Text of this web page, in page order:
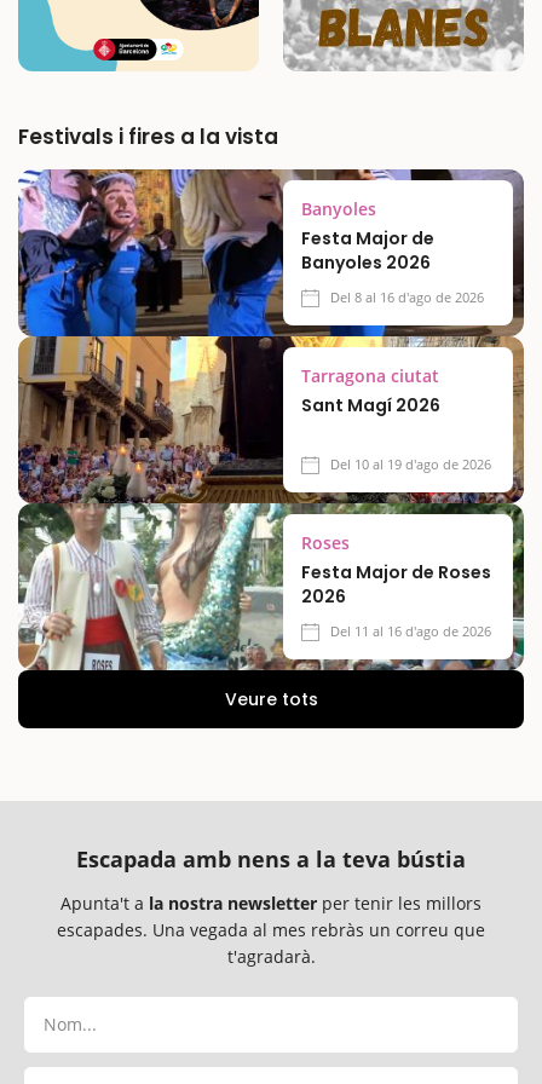
Festivals i fires a la vista
Banyoles
Festa Major de
Banyoles 2026
Del 8 al 16 d'ago de 2026
Tarragona ciutat
Sant Magí 2026
Del 10 al 19 d'ago de 2026
Roses
Festa Major de Roses
2026
Del 11 al 16 d'ago de 2026
Veure tots
Escapada amb nens a la teva bústia
Apunta't a la nostra newsletter per tenir les millors
escapades. Una vegada al mes rebràs un correu que
t'agradarà.